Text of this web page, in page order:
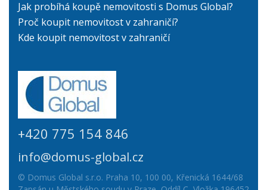
Jak probíhá koupě nemovitosti s Domus Global?
Proč koupit nemovitost v zahraničí?
Kde koupit nemovitost v zahraničí
+420 775 154 846
info@domus-global.cz
© Domus Global s.r.o. Praha 10, 100 00, Křenická 1644/68